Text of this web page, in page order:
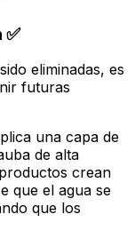
eliminadas, es
futuras
una capa de
de alta
crean
que el agua se
que los